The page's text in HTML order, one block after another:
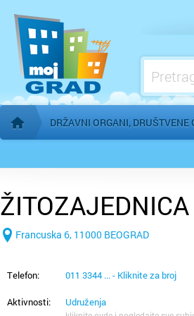
Početna stranica
DRŽAVNI ORGANI, DRUŠTVENE
Međunarodne organizacije
Mesne zajednice
Organi AP Vojvodine
ŽITOZAJEDNICA
Francuska 6, 11000 BEOGRAD
Telefon: 011 3344 ... - Kliknite za broj
Aktivnosti: Udruženja